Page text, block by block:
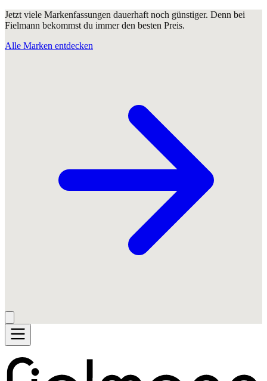
Jetzt viele Markenfassungen dauerhaft noch günstiger. Denn bei
Fielmann bekommst du immer den besten Preis.
Alle Marken entdecken